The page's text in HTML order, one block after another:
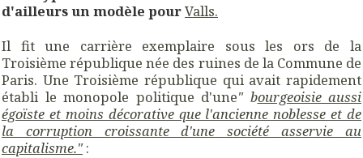
d'ailleurs un modèle pourValls.
Il fit une carrière exemplaire sous les ors de la
Troisième république née des ruines de la Commune de
Paris. Une Troisième république qui avait rapidement
établi le monopole politique d'une" bourgeoisie aussi
égoïste et moins décorative que l'ancienne noblesse et de
la corruption croissante d'une société asservie au
capitalisme.":